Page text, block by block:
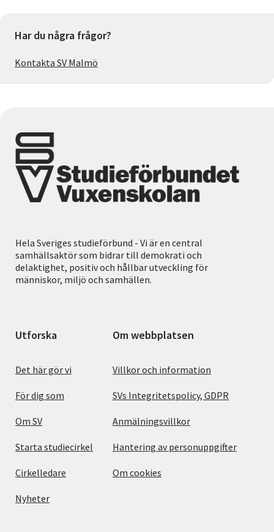
Har du några frågor?
Kontakta SV Malmö
Hela Sveriges studieförbund - Vi är en central
samhällsaktör som bidrar till demokrati och
delaktighet, positiv och hållbar utveckling för
människor, miljö och samhällen.
Utforska
Det här gör vi
För dig som
Om SV
Starta studiecirkel
Cirkelledare
Nyheter
Om webbplatsen
Villkor och information
SVs Integritetspolicy, GDPR
Anmälningsvillkor
Hantering av personuppgifter
Om cookies